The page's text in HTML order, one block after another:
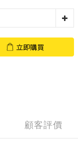
立即購買
顧客評價